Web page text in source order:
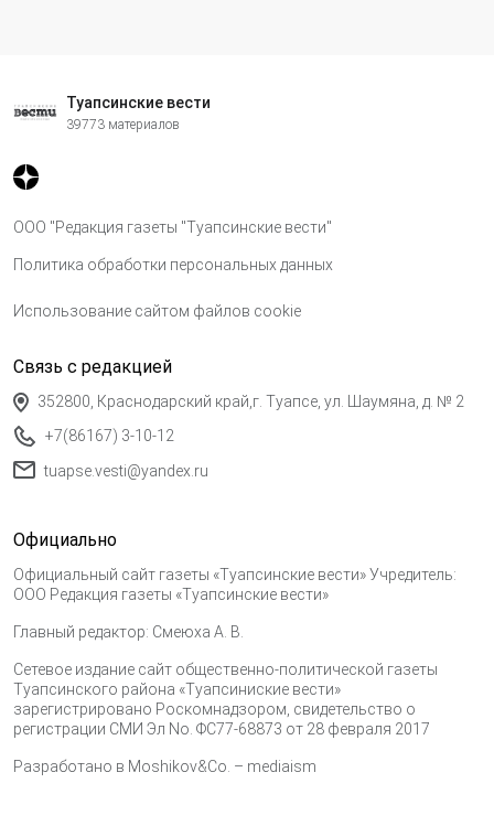
Туапсинские вести
39773 материалов
ООО "Редакция газеты "Туапсинские вести"
Политика обработки персональных данных
Использование сайтом файлов cookie
Связь с редакцией
352800, Краснодарский край,г. Туапсе, ул. Шаумяна, д. № 2
+7(86167) 3-10-12
tuapse.vesti@yandex.ru
Официально
Официальный сайт газеты «Туапсинские вести» Учредитель:
ООО Редакция газеты «Туапсинские вести»
Главный редактор: Смеюха А. В.
Сетевое издание сайт общественно-политической газеты
Туапсинского района «Туапсиниские вести»
зарегистрировано Роскомнадзором, свидетельство о
регистрации СМИ Эл No. ФС77-68873 от 28 февраля 2017
Разработано в Moshikov&Co. – mediaism